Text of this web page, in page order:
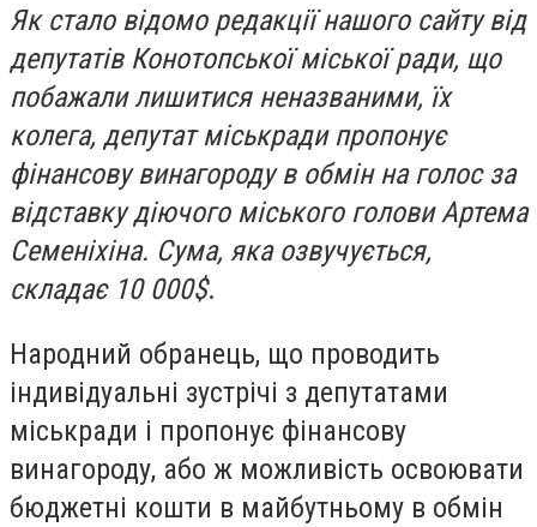
Як стало відомо редакції нашого сайту від
депутатів Конотопської міської ради, що
побажали лишитися неназваними, їх
колега, депутат міськради пропонує
фінансову винагороду в обмін на голос за
відставку діючого міського голови Артема
Семеніхіна. Сума, яка озвучується,
складає 10 000$.
Народний обранець, що проводить
індивідуальні зустрічі з депутатами
міськради і пропонує фінансову
винагороду, або ж можливість освоювати
бюджетні кошти в майбутньому в обмін